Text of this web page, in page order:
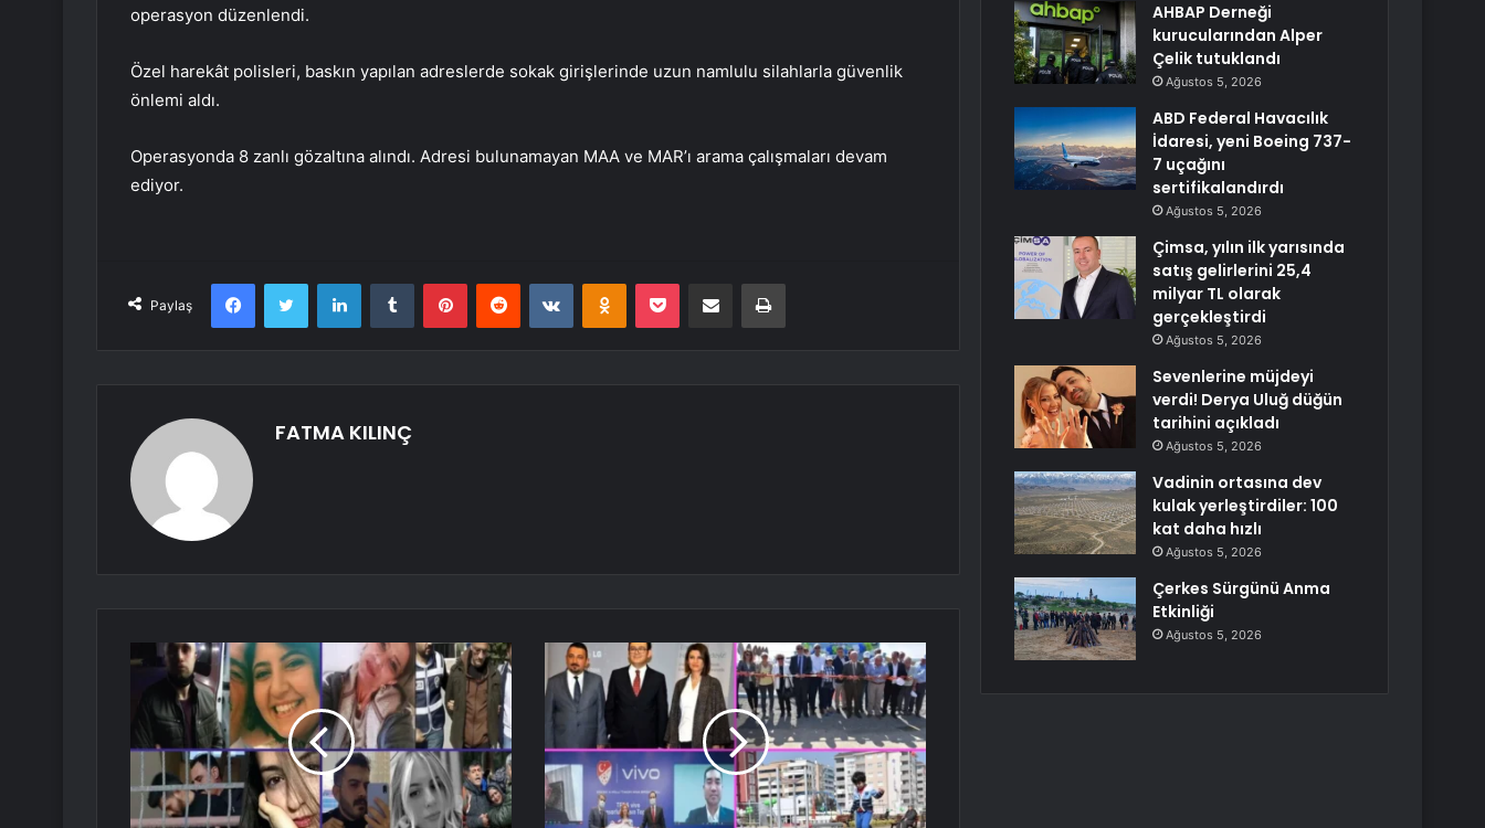
operasyon düzenlendi.
Özel harekât polisleri, baskın yapılan adreslerde sokak girişlerinde uzun namlulu silahlarla güvenlik
önlemi aldı.
Operasyonda 8 zanlı gözaltına alındı. Adresi bulunamayan MAA ve MAR’ı arama çalışmaları devam
ediyor.
Paylaş
FacebookTwitter LinkedInTumblr PinterestReddit VKontakteOdnoklassniki
Pocket E-Posta ile paylaş Yazdır
FATMA KILINÇ
AHBAP Derneği
kurucularından Alper
Çelik tutuklandı
Ağustos 5, 2026
ABD Federal Havacılık
İdaresi, yeni Boeing 737-
7 uçağını
sertifikalandırdı
Ağustos 5, 2026
Çimsa, yılın ilk yarısında
satış gelirlerini 25,4
milyar TL olarak
gerçekleştirdi
Ağustos 5, 2026
Sevenlerine müjdeyi
verdi! Derya Uluğ düğün
tarihini açıkladı
Ağustos 5, 2026
Vadinin ortasına dev
kulak yerleştirdiler: 100
kat daha hızlı
Ağustos 5, 2026
Çerkes Sürgünü Anma
Etkinliği
Ağustos 5, 2026